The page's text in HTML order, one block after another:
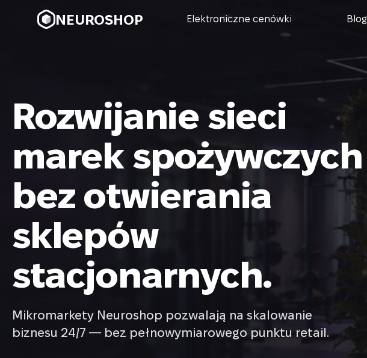
NEUROSHOP Elektroniczne cenówki Blog
Rozwijanie sieci
marek spożywczych
bez otwierania
sklepów
stacjonarnych.
Mikromarkety Neuroshop pozwalają na skalowanie
biznesu 24/7 — bez pełnowymiarowego punktu retail.